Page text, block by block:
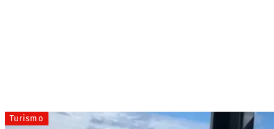
Turismo